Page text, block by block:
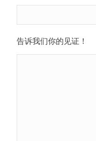
告诉我们你的见证！